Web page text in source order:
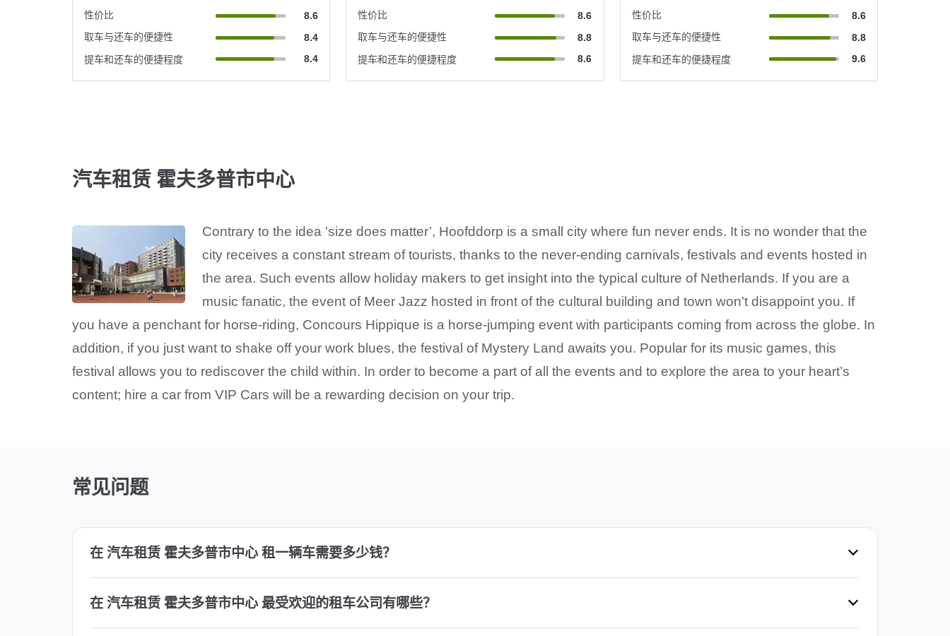
性价比
8.6
取车与还车的便捷性
8.4
提车和还车的便捷程度
8.4
性价比
8.6
取车与还车的便捷性
8.8
提车和还车的便捷程度
8.6
性价比
8.6
取车与还车的便捷性
8.8
提车和还车的便捷程度
9.6
汽车租赁 霍夫多普市中心
Contrary to the idea 'size does matter’, Hoofddorp is a small city where fun never ends. It is no wonder that the
city receives a constant stream of tourists, thanks to the never-ending carnivals, festivals and events hosted in
the area. Such events allow holiday makers to get insight into the typical culture of Netherlands. If you are a
music fanatic, the event of Meer Jazz hosted in front of the cultural building and town won’t disappoint you. If
you have a penchant for horse-riding, Concours Hippique is a horse-jumping event with participants coming from across the globe. In
addition, if you just want to shake off your work blues, the festival of Mystery Land awaits you. Popular for its music games, this
festival allows you to rediscover the child within. In order to become a part of all the events and to explore the area to your heart’s
content; hire a car from VIP Cars will be a rewarding decision on your trip.
常见问题
在 汽车租赁 霍夫多普市中心 租一辆车需要多少钱？
在 汽车租赁 霍夫多普市中心 最受欢迎的租车公司有哪些？